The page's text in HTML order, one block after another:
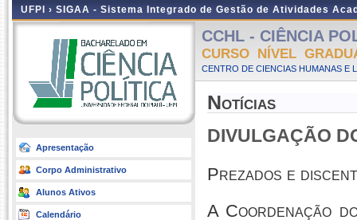
UFPI › SIGAA - Sistema Integrado de Gestão de Atividades
Apresentação
Corpo Administrativo
Alunos Ativos
Calendário
CCHL - CIÊNCIA
CURSO NÍVEL
CENTRO DE CIENCIAS HUMANAS E
Notícias
DIVULGAÇÃO
Prezados e
A Coordenação